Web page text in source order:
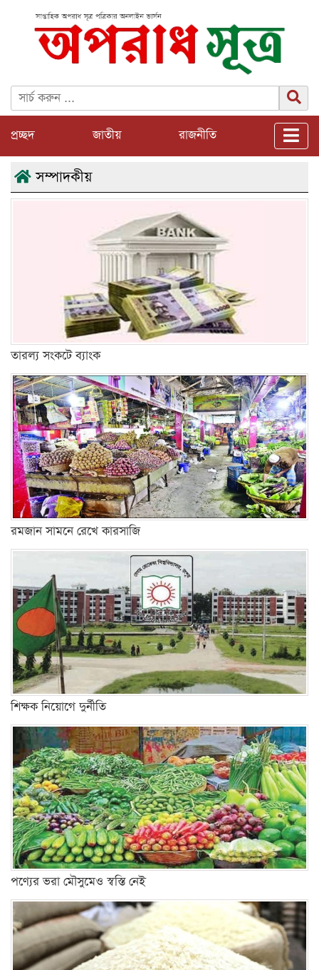
প্রচ্ছদ জাতীয় রাজনীতি
সম্পাদকীয়
তারল্য সংকটে ব্যাংক
রমজান সামনে রেখে কারসাজি
শিক্ষক নিয়োগে দুর্নীতি
পণ্যের ভরা মৌসুমেও স্বস্তি নেই